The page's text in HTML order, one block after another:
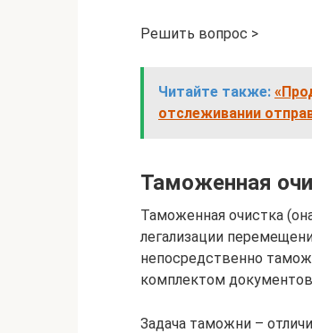
Решить вопрос >
Читайте также:
отслеживании
Таможенная
Таможенная очистка
легализации
непосредственно
комплектом
Задача таможни –